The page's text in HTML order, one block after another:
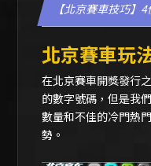
【北京賽車技巧】
北京賽車玩
在北京賽車開獎發行
的數字號碼，但是我
數量和不佳的冷門熱
勢。